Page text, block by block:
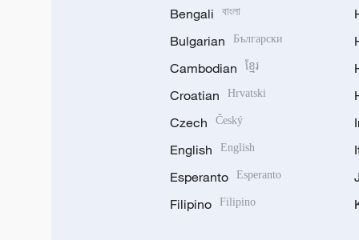
Bengali বাংলা
Bulgarian Български
Cambodian ខ្មែរ
Croatian Hrvatski
Czech Český
English English
Esperanto Esperanto
Filipino Filipino